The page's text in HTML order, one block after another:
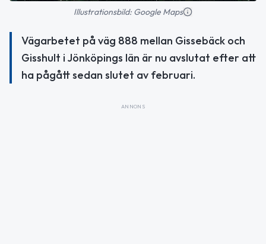
Illustrationsbild: Google Maps
Vägarbetet på väg 888 mellan Gissebäck och
Gisshult i Jönköpings län är nu avslutat efter att
ha pågått sedan slutet av februari.
ANNONS